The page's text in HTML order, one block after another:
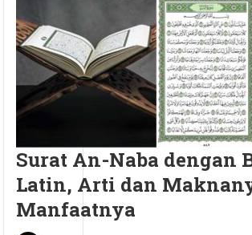
Surat An-Naba dengan
Latin, Arti dan
Manfaatnya